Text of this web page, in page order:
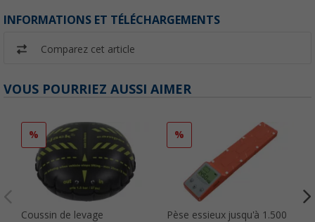
INFORMATIONS ET TÉLÉCHARGEMENTS
Comparez cet article
VOUS POURRIEZ AUSSI AIMER
%
Coussin de levage
%
Pèse essieux jusqu'à 1.500